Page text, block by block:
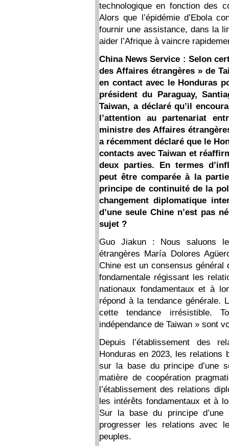
technologique en fonction des
Alors que l’épidémie d’Ebola
fournir une assistance, dans la
aider l’Afrique à vaincre
China News Service : Selon
des Affaires étrangères » de
en contact avec le Honduras
président du Paraguay,
Taiwan, a déclaré qu’il
l’attention au partenariat
ministre des Affaires
a récemment déclaré que le
contacts avec Taiwan et
deux parties. En termes
peut être comparée à la
principe de continuité de la
changement diplomatique
d’une seule Chine n’est pas
sujet ?
Guo Jiakun : Nous saluons
étrangères María Dolores
Chine est un consensus général
fondamentale régissant les
nationaux fondamentaux et à
répond à la tendance générale.
cette tendance irrésistible.
indépendance de Taiwan » sont
Depuis l’établissement des
Honduras en 2023, les relations
sur la base du principe d’une
matière de coopération
l’établissement des relations
les intérêts fondamentaux et à
Sur la base du principe
progresser les relations avec
peuples.